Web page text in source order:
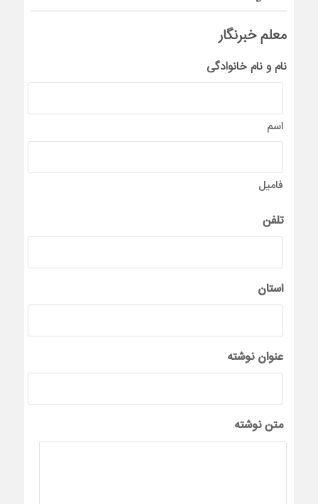
معلم خبرنگار
نام و نام خانوادگی
اسم
فامیل
تلفن
استان
عنوان نوشته
متن نوشته